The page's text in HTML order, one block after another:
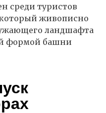
среди туристов
живописно
ландшафта
формой башни